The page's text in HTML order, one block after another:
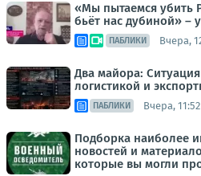
«Мы пытаемся убить
бьёт нас дубиной» –
ПАБЛИКИ Вчера,
Два майора:
логистикой и
ПАБЛИКИ Вчера, 11:52
Подборка наиболее
новостей и
которые вы могли